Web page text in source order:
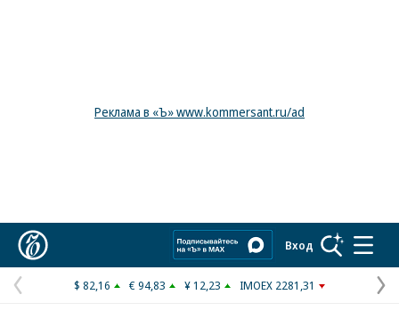
Реклама в «Ъ» www.kommersant.ru/ad
Вход
Предыдущая
$ 82,16 € 94,83 ¥ 12,23 IMOEX 2281,31